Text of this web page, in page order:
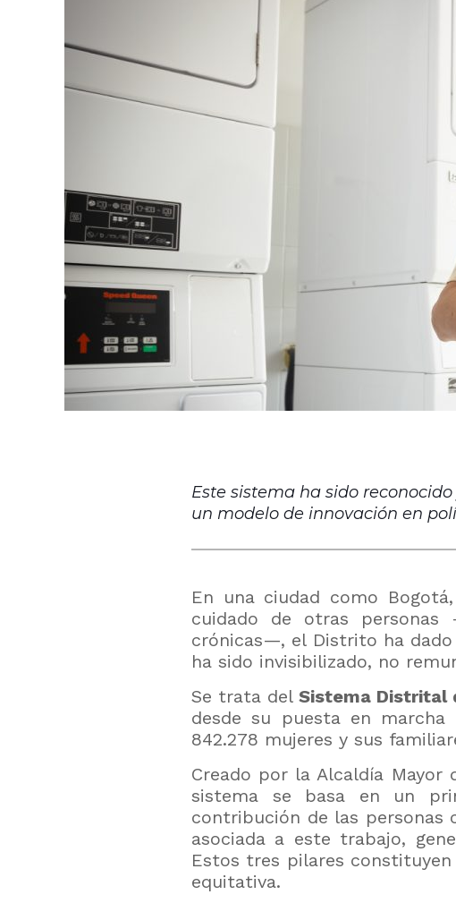
Este sistema ha sido
un modelo de innovación en
En una ciudad como
cuidado de otras personas
crónicas—, el Distrito ha
ha sido invisibilizado, no
Se trata delSistema Distrital
desde su puesta en
842.278 mujeres y sus
Creado por la Alcaldía
sistema se basa en un
contribución de las personas
asociada a este trabajo,
Estos tres pilares
equitativa.